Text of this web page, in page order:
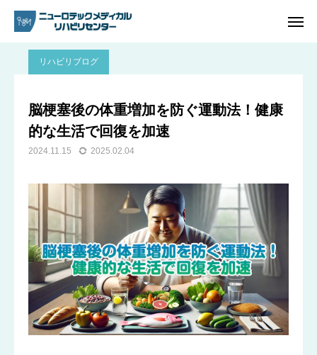
ブログ リハビリブログ
リハビリブログ
脳梗塞後の体重増加を防ぐ運動法！健康
的な生活で回復を加速
2024.11.15 2025.02.04
アクセス
プラン・料金一覧
よくあるご質問
ご予約